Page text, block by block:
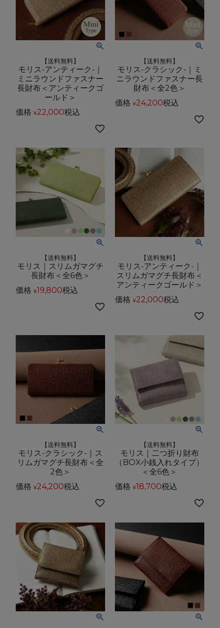
【送料無料】
モリス-アンティーク-｜
ミニラウンドファスナー
長財布＜アンティークゴ
ールド＞
価格 ¥22,000税込
【送料無料】
モリス-クラシック-｜ミ
ニラウンドファスナー長
財布＜全2色＞
価格 ¥24,200税込
【送料無料】
モリス｜スリムガマグチ
長財布＜全6色＞
価格 ¥19,800税込
【送料無料】
モリス-アンティーク-｜
スリムガマグチ長財布＜
アンティークゴールド＞
価格 ¥22,000税込
【送料無料】
モリス-クラシック-｜ス
リムガマグチ長財布＜全
2色＞
価格 ¥24,200税込
【送料無料】
モリス｜二つ折り財布
（BOX小銭入れタイプ）
＜全6色＞
価格 ¥18,700税込